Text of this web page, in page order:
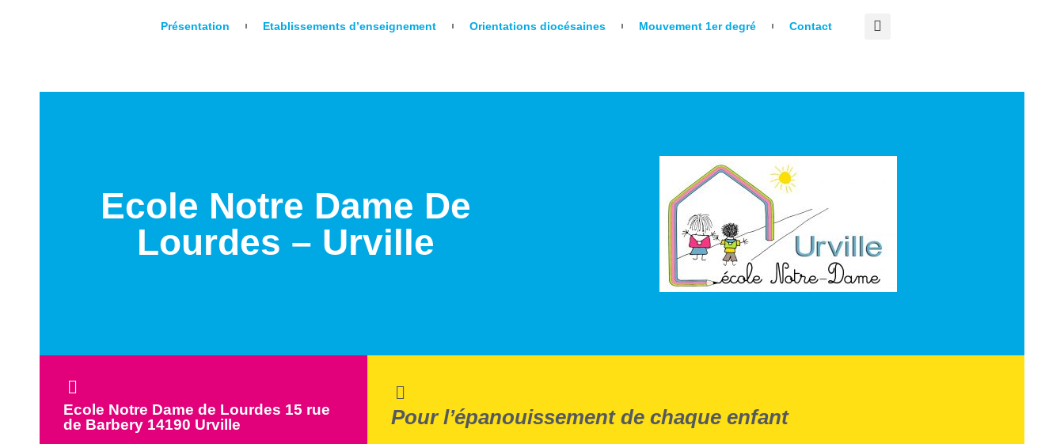
Présentation Etablissements d’enseignement Orientations diocésaines Mouvement 1er degré Contact
Ecole Notre Dame De
Lourdes – Urville
Ecole Notre Dame de Lourdes 15 rue
de Barbery 14190 Urville
Pour l’épanouissement de chaque enfant